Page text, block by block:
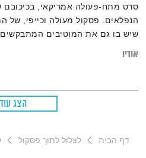
סרט מתח-פעולה אמריקאי, בכיכובם
הנפלאים. פסקול מעולה וכייפי, של
שיש בו גם את המוטיבים
אודיו
הצג עוד
דף הבית לצלול לתוך פסקול